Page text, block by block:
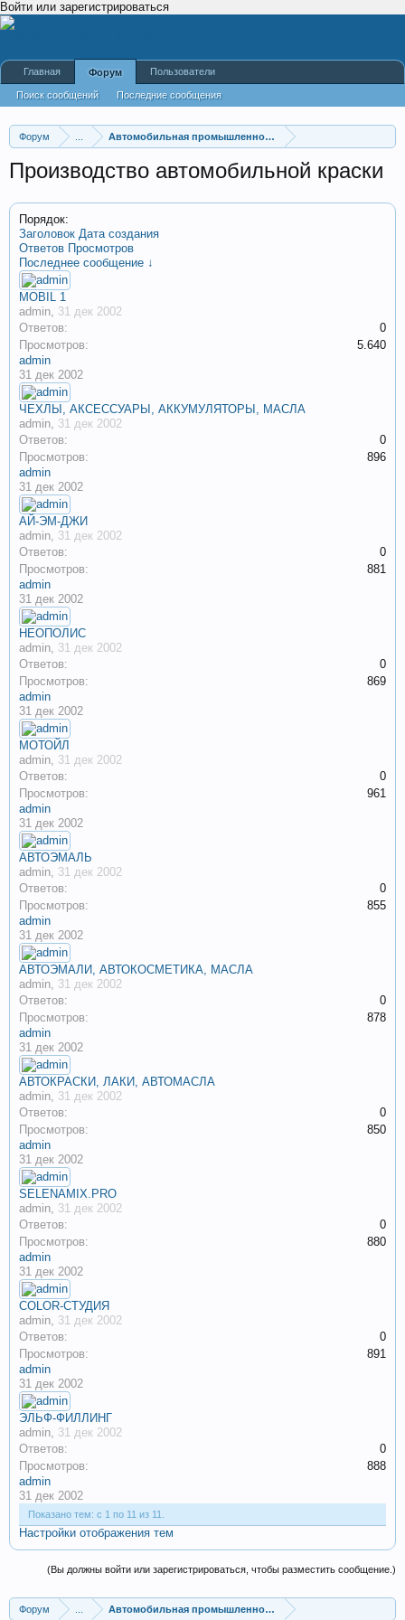
Войти или зарегистрироваться
Форум Автомобильная промышленность
Производство автомобильной краски
Порядок:
Заголовок Дата создания
Ответов Просмотров
Последнее сообщение ↓
MOBIL 1
admin, 31 дек 2002
Ответов:
0
Просмотров:
5.640
admin
31 дек 2002
ЧЕХЛЫ, АКСЕССУАРЫ, АККУМУЛЯТОРЫ, МАСЛА
admin, 31 дек 2002
Ответов:
0
Просмотров:
896
admin
31 дек 2002
АЙ-ЭМ-ДЖИ
admin, 31 дек 2002
Ответов:
0
Просмотров:
881
admin
31 дек 2002
НЕОПОЛИС
admin, 31 дек 2002
Ответов:
0
Просмотров:
869
admin
31 дек 2002
МОТОЙЛ
admin, 31 дек 2002
Ответов:
0
Просмотров:
961
admin
31 дек 2002
АВТОЭМАЛЬ
admin, 31 дек 2002
Ответов:
0
Просмотров:
855
admin
31 дек 2002
АВТОЭМАЛИ, АВТОКОСМЕТИКА, МАСЛА
admin, 31 дек 2002
Ответов:
0
Просмотров:
878
admin
31 дек 2002
АВТОКРАСКИ, ЛАКИ, АВТОМАСЛА
admin, 31 дек 2002
Ответов:
0
Просмотров:
850
admin
31 дек 2002
SELENAMIX.PRO
admin, 31 дек 2002
Ответов:
0
Просмотров:
880
admin
31 дек 2002
COLOR-СТУДИЯ
admin, 31 дек 2002
Ответов:
0
Просмотров:
891
admin
31 дек 2002
ЭЛЬФ-ФИЛЛИНГ
admin, 31 дек 2002
Ответов:
0
Просмотров:
888
admin
31 дек 2002
Показано тем: с 1 по 11 из 11.
Настройки отображения тем
(Вы должны войти или зарегистрироваться, чтобы разместить сообщение.)
Форум Автомобильная промышленность
Главная Форум
Поиск сообщений Последние сообщения
Пользователи